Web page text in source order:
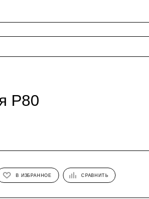
P80
В ИЗБРАННОЕ СРАВНИТЬ